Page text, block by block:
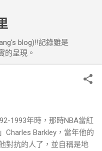
blog)!!記錄雖是
的呈現。
1993年時，那時NBA當紅
Charles Barkley，當年他的
對抗的人了，並自稱是地